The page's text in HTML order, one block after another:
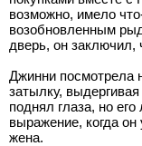
возможно, имело
возобновленным
дверь, он заключил,
Джинни посмотрела
затылку,
поднял глаза, но
выражение, когда он
жена.